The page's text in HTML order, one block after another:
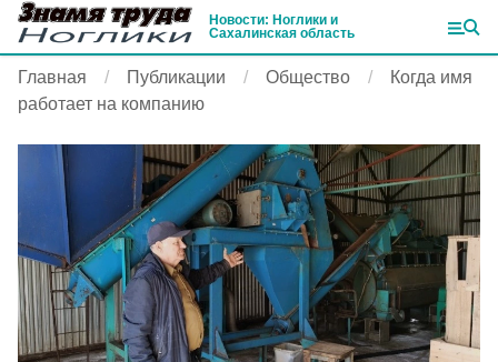
Новости: Ноглики и
Сахалинская область
Главная Публикации Общество
Когда имя
работает на компанию